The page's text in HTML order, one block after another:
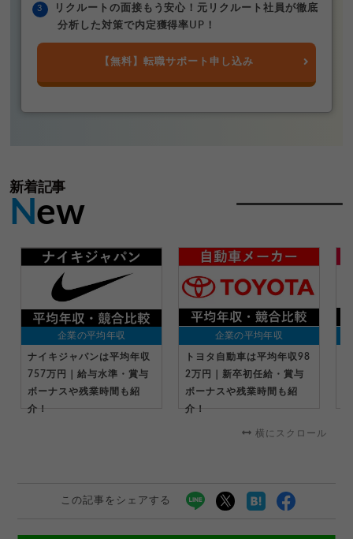
リクルートの面接もう安心！元リクルート社員が徹底
分析した対策で内定獲得率UP！
【無料】転職サポート申し込み
新着記事
New
企業の平均年収
ナイキジャパンは平均年収
757万円｜給与水準・賞与
ボーナスや残業時間も紹
介！
企業の平均年収
トヨタ自動車は平均年収98
2万円｜新卒初任給・賞与
ボーナスや残業時間も紹
介！
横にスクロール
この記事をシェアする